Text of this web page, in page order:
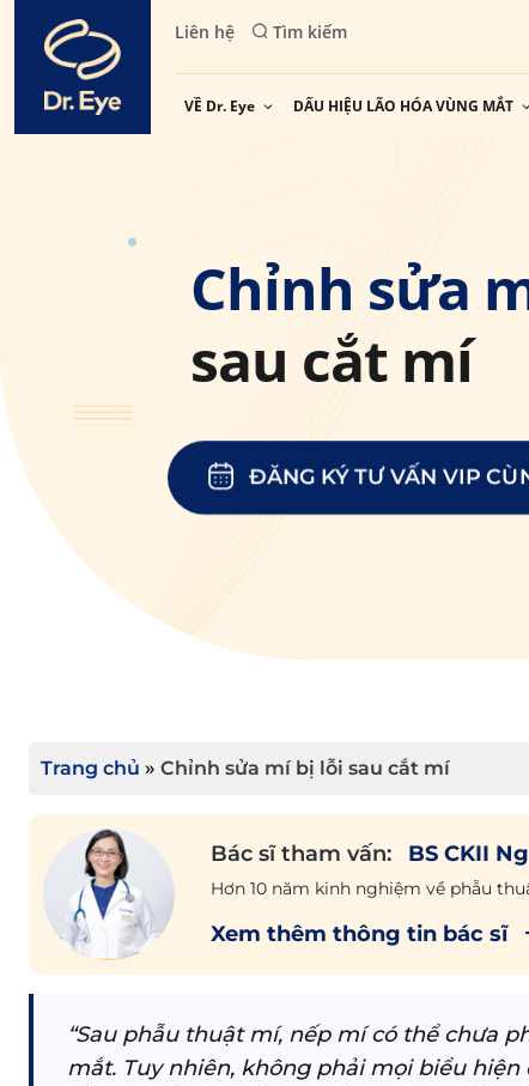
content
Liên hệ Tìm kiếm
VỀ Dr. Eye DẤU HIỆU LÃO HÓA VÙNG MẮT
Chỉnh sửa
sau cắt mí
ĐĂNG KÝ TƯ VẤN VIP
Trang chủ » Chỉnh sửa mí bị lỗi sau cắt mí
Bác sĩ tham vấn: BS CKII
Hơn 10 năm kinh nghiệm về phẫu
Xem thêm thông tin bác sĩ
“Sau phẫu thuật mí, nếp mí có thể chưa
mắt. Tuy nhiên, không phải mọi biểu